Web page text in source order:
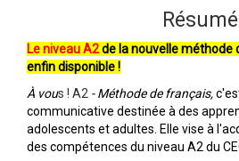
Résumé
Le niveau A2de la nouvelle méthode
enfin disponible !
À vous ! A2 - Méthode de français,
communicative destinée à des
adolescents et adultes. Elle vise à
des compétences du niveau A2 du